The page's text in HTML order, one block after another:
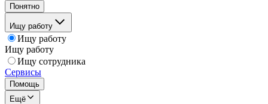
Понятно
Ищу работу
Ищу работу
Ищу работу
Ищу сотрудника
Сервисы
Помощь
Ещё